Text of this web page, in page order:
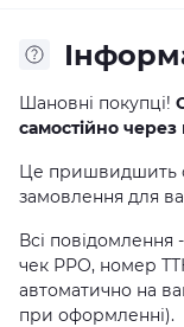
Шановні покупці!
самостійно
Це пришвидшить
замовлення для
Всі повідомлення
чек РРО, номер
автоматично на
при оформленні).